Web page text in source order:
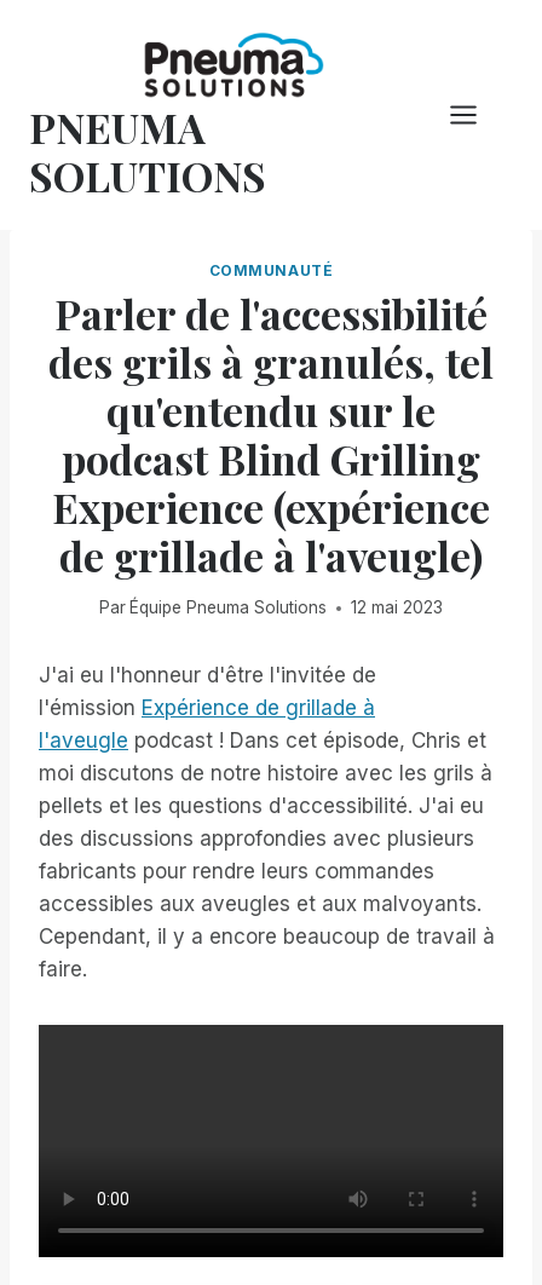
PNEUMA
SOLUTIONS
COMMUNAUTÉ
Parler de l'accessibilité
des grils à granulés, tel
qu'entendu sur le
podcast Blind Grilling
Experience (expérience
de grillade à l'aveugle)
Par Équipe Pneuma Solutions 12 mai 2023
J'ai eu l'honneur d'être l'invitée de
l'émission Expérience de grillade à
l'aveugle podcast ! Dans cet épisode, Chris et
moi discutons de notre histoire avec les grils à
pellets et les questions d'accessibilité. J'ai eu
des discussions approfondies avec plusieurs
fabricants pour rendre leurs commandes
accessibles aux aveugles et aux malvoyants.
Cependant, il y a encore beaucoup de travail à
faire.